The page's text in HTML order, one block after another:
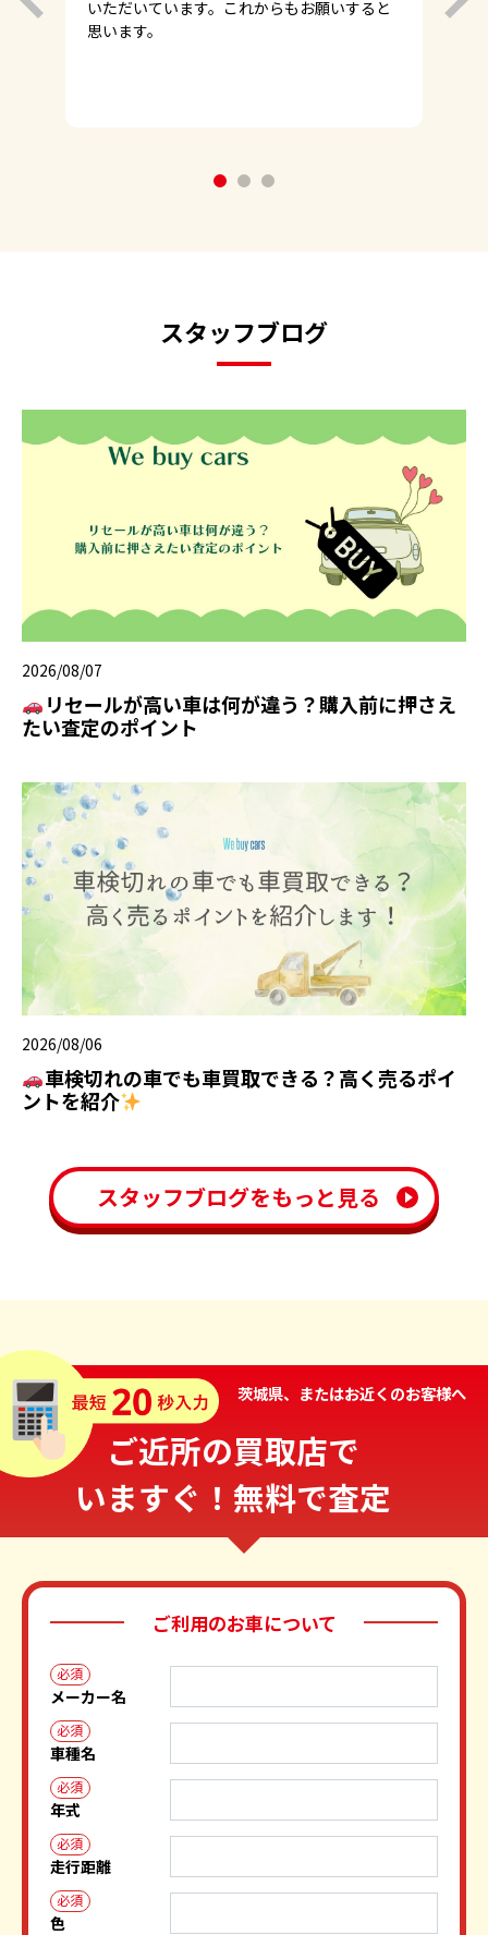
いただいています。これからもお願いすると
思います。
1 2 3
スタッフブログ
2026/08/07
リセールが高い車は何が違う？購入前に押さえ
たい査定のポイント
2026/08/06
車検切れの車でも車買取できる？高く売るポイ
ントを紹介
スタッフブログをもっと見る
茨城県、またはお近くのお客様へ
ご近所の買取店で
いますぐ！無料で査定
ご利用のお車について
必須
メーカー名
必須
車種名
必須
年式
必須
走行距離
必須
色